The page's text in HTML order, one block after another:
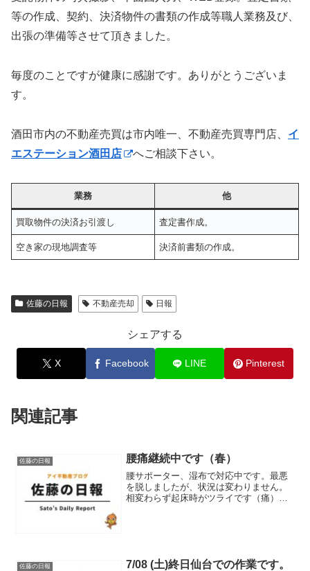
等の作成、契約、決済物件の書類の作成等職人業務及び、
出張の準備等させて頂きました。
毎度のことですが健康に感謝です。ありがとうございま
す。
酒田市内の不動産売買は市内唯一、不動産売買専門店、 イ
エステーション酒田店
へご相談下さい。
業務 他
買取物件の決済お引渡し 査定書作成。
空き家の現地調査等 決済前書類の作成。
佐藤の日報 不動産売却 日報
シェアする
X Facebook LINE Pinterest
関連記事
佐藤の日報 腰痛継続中です（春）
腰サポーター、湿布で対応中です。最悪
を脱しましたが、状況は変わりません。
相変わらず起床時がツライです（痛）ア
佐藤の日報 7/08 (土)終日仙台での作業です。